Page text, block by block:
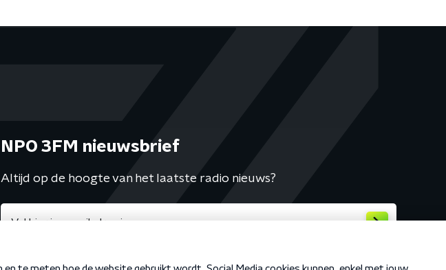
NPO 3FM nieuwsbrief
Altijd op de hoogte van het laatste radio nieuws?